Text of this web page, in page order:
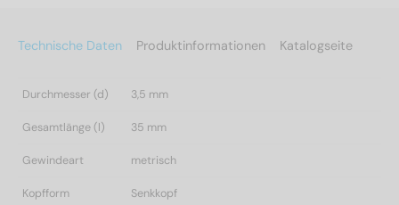
Technische Daten Produktinformationen Katalogseite
Durchmesser (d) 3,5 mm
Gesamtlänge (l) 35 mm
Gewindeart metrisch
Kopfform Senkkopf